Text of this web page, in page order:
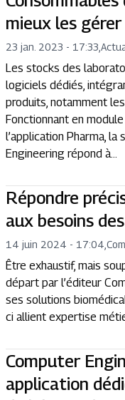
mieux les gérer
23 jan. 2023 - 17:33
Les stocks des
logiciels dédiés,
produits, notamment
Fonctionnant en
l’application Pharma,
Engineering répond à...
Répondre
aux besoins
14 juin 2024 - 17:04
Être exhaustif, mais
départ par l’éditeur
ses solutions
ci allient expertise
Computer
application